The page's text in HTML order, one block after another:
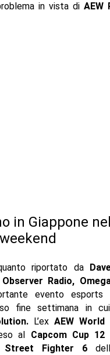
in vista di AEW
in Giappone
riportato da
Radio,
evento esports
fine settimana in
L’exAEW World
al Capcom Cup 12
Street Fighter 6